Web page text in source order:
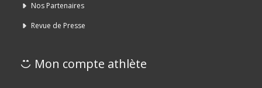
Nos Partenaires
Revue de Presse
Mon compte athlète